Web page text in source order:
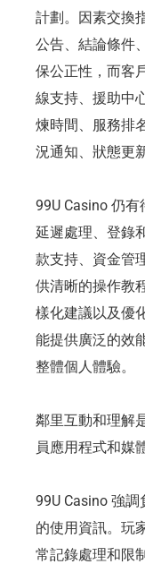
計劃。因素交換
公告、結論條件
保公正性，而客
線支持、援助中
煉時間、服務排
況通知、狀態更
99U Casino 仍
延遲處理、登錄
款支持、資金管
供清晰的操作教
樣化建議以及優
能提供廣泛的效
整體個人體驗。
鄰里互動和理解
員應用程式和媒
99U Casino 強
的使用資訊。玩
常記錄處理和限